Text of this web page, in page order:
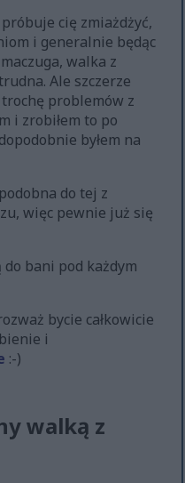
cię zmiażdżyć,
i generalnie będąc
walka z
Ale szczerze
trochę problemów z
i zrobiłem to po
byłem na
do tej z
więc pewnie już się
bani pod każdym
bycie całkowicie
i
:-)
walką z